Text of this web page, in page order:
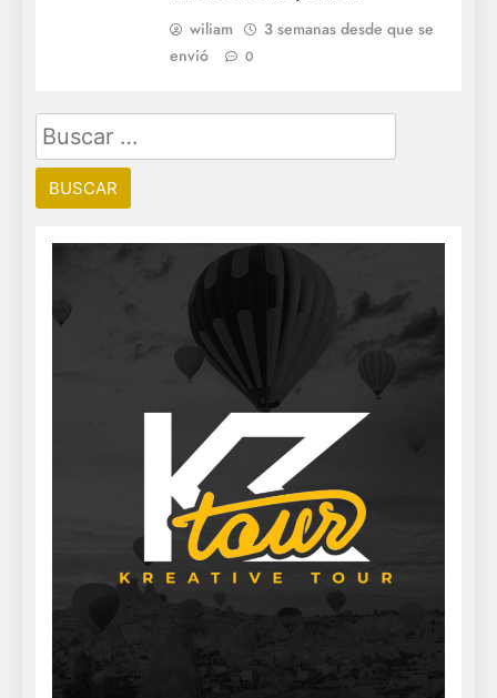
wiliam
3 semanas desde que se
envió
0
Buscar: